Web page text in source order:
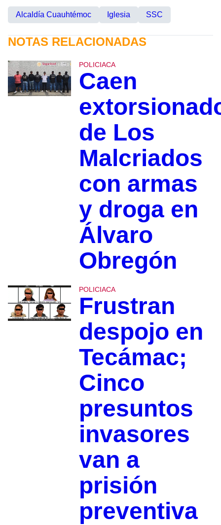
Alcaldía Cuauhtémoc Iglesia SSC
NOTAS RELACIONADAS
POLICIACA
Caen
de Los
Malcriados
con armas
y droga en
Álvaro
Obregón
POLICIACA
Frustran
despojo en
Tecámac;
Cinco
presuntos
invasores
van a
prisión
preventiva